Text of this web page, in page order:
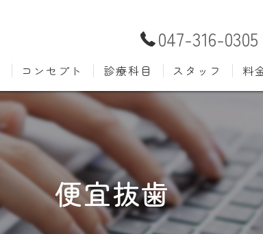
047-316-0305
コンセプト 診療科目
むし歯治療
小児歯科
口腔外科
ホワイトニング 歯科検診
スタッフ 料
便宜抜歯